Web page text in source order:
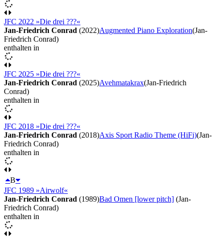
JFC 2022 »Die drei ???«
Jan-Friedrich Conrad (2022)Augmented Piano Exploration(Jan-
Friedrich Conrad)
enthalten in
JFC 2025 »Die drei ???«
Jan-Friedrich Conrad (2025)Avehmatakrax(Jan-Friedrich
Conrad)
enthalten in
JFC 2018 »Die drei ???«
Jan-Friedrich Conrad (2018)Axis Sport Radio Theme (HiFi)(Jan-
Friedrich Conrad)
enthalten in
B
JFC 1989 »Airwolf«
Jan-Friedrich Conrad (1989)Bad Omen [lower pitch] (Jan-
Friedrich Conrad)
enthalten in